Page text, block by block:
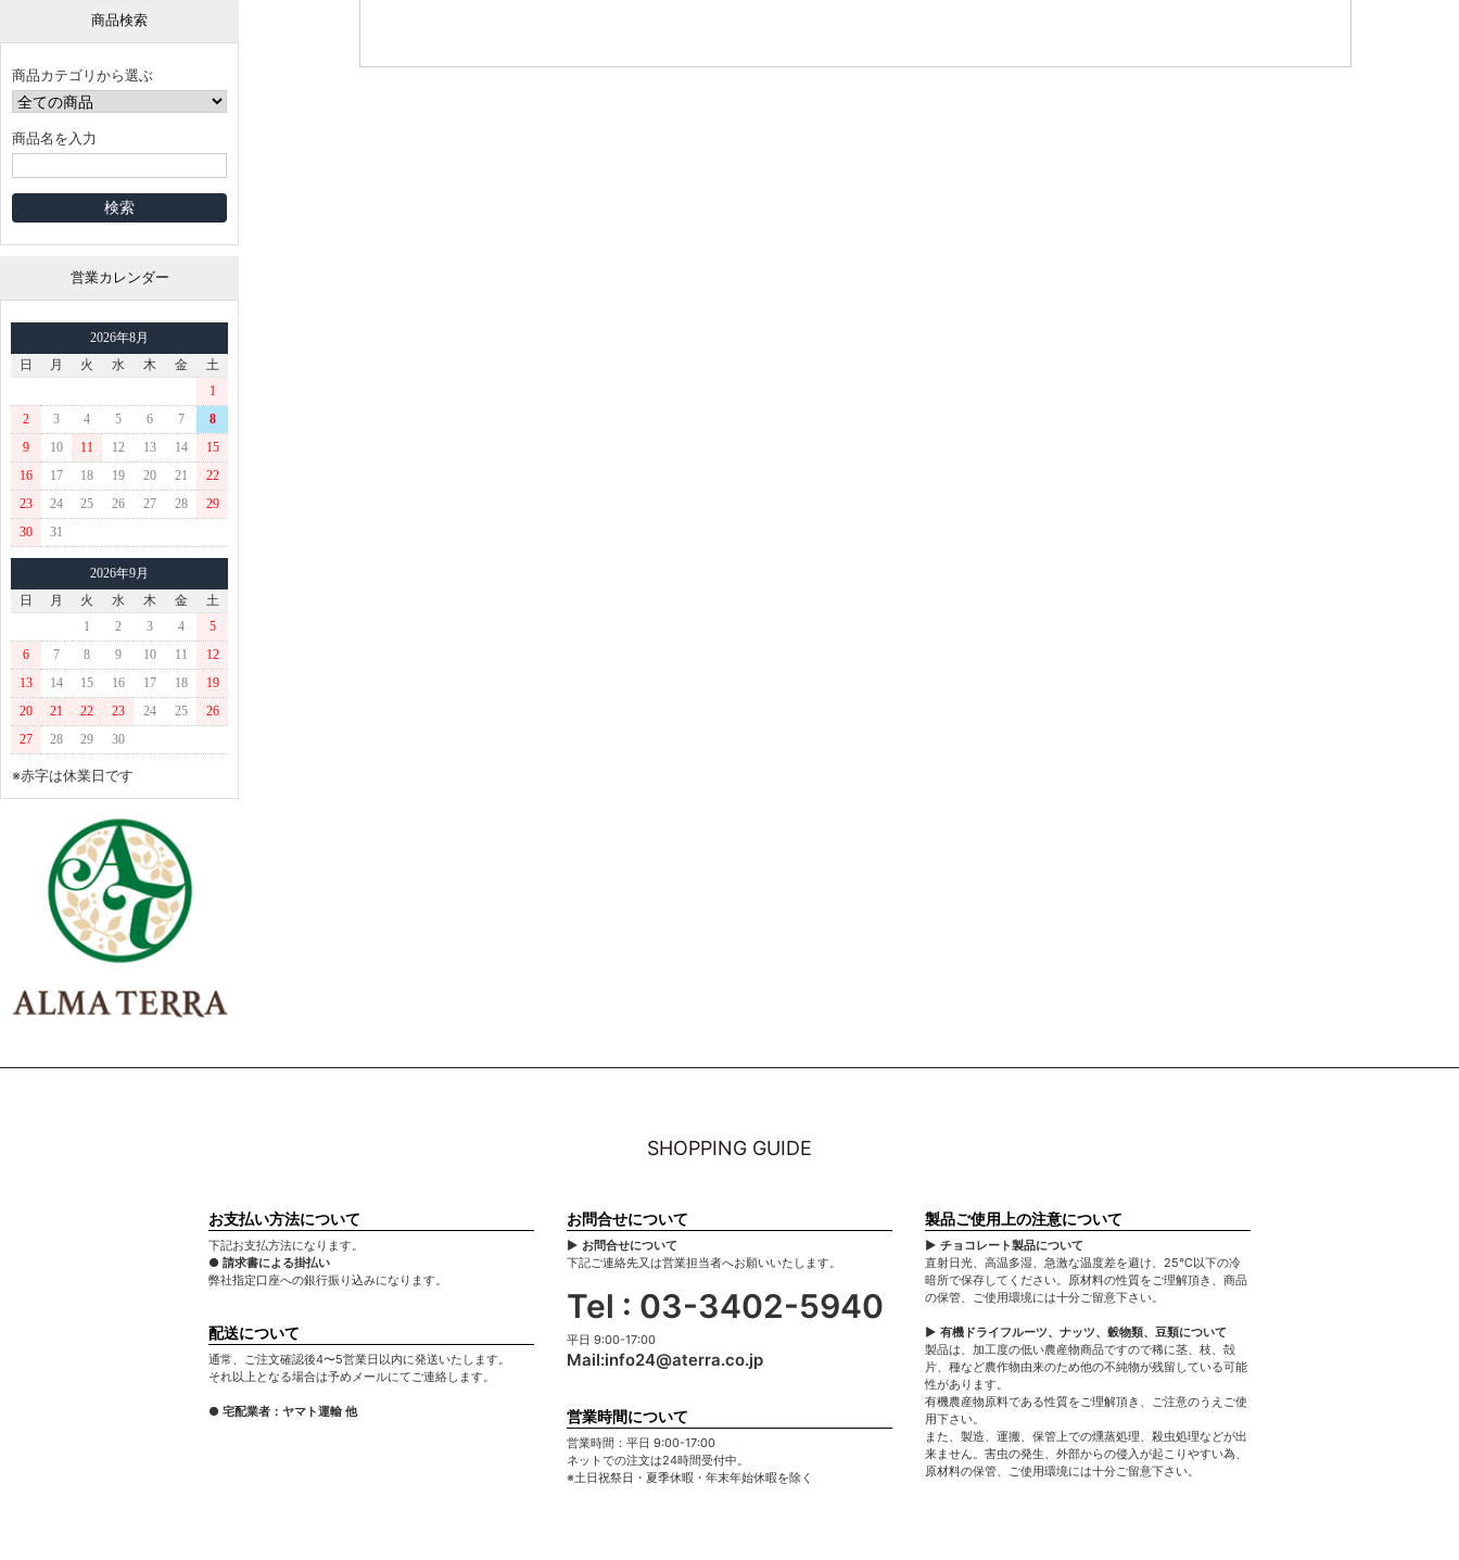
商品検索
商品カテゴリから選ぶ
商品名を入力
営業カレンダー
2026年8月
日
月 火 水 木 金
土
1
2
3 4 5 6 7
8
9
10 11 12 13 14
15
16
17 18 19 20 21
22
23
24 25 26 27 28
29
30
31
2026年9月
日
月 火 水 木 金
土
1
2 3 4
5
6
7 8 9 10 11
12
13
14 15 16 17 18
19
20
21 22 23 24 25
26
27
28 29 30
※赤字は休業日です
SHOPPING GUIDE
お支払い方法について
下記お支払方法になります。
● 請求書による掛払い
弊社指定口座への銀行振り込みになります。
配送について
通常、ご注文確認後4〜5営業日以内に発送いたします。
それ以上となる場合は予めメールにてご連絡します。
● 宅配業者：ヤマト運輸 他
お問合せについて
▶ お問合せについて
下記ご連絡先又は営業担当者へお願いいたします。
Tel : 03-3402-5940
平日 9:00-17:00
Mail:info24@aterra.co.jp
営業時間について
営業時間：平日 9:00-17:00
ネットでの注文は24時間受付中。
※土日祝祭日・夏季休暇・年末年始休暇を除く
製品ご使用上の注意について
▶ チョコレート製品について
直射日光、高温多湿、急激な温度差を避け、25℃以下の冷
暗所で保存してください。原材料の性質をご理解頂き、商品
の保管、ご使用環境には十分ご留意下さい。
▶ 有機ドライフルーツ、ナッツ、穀物類、豆類について
製品は、加工度の低い農産物商品ですので稀に茎、枝、殻
片、種など農作物由来のため他の不純物が残留している可能
性があります。
有機農産物原料である性質をご理解頂き、ご注意のうえご使
用下さい。
また、製造、運搬、保管上での燻蒸処理、殺虫処理などが出
来ません。害虫の発生、外部からの侵入が起こりやすい為、
原材料の保管、ご使用環境には十分ご留意下さい。